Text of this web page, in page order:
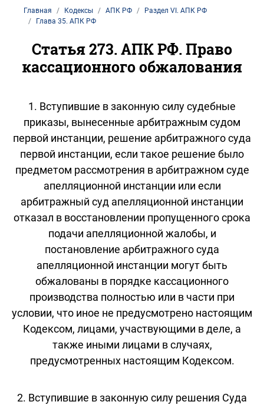
Главная Кодексы АПК РФ
Раздел VI. АПК РФ
Глава 35. АПК РФ
Статья 273. АПК РФ. Право
кассационного обжалования
1. Вступившие в законную силу судебные
приказы, вынесенные арбитражным судом
первой инстанции, решение арбитражного суда
первой инстанции, если такое решение было
предметом рассмотрения в арбитражном суде
апелляционной инстанции или если
арбитражный суд апелляционной инстанции
отказал в восстановлении пропущенного срока
подачи апелляционной жалобы, и
постановление арбитражного суда
апелляционной инстанции могут быть
обжалованы в порядке кассационного
производства полностью или в части при
условии, что иное не предусмотрено настоящим
Кодексом, лицами, участвующими в деле, а
также иными лицами в случаях,
предусмотренных настоящим Кодексом.
2. Вступившие в законную силу решения Суда